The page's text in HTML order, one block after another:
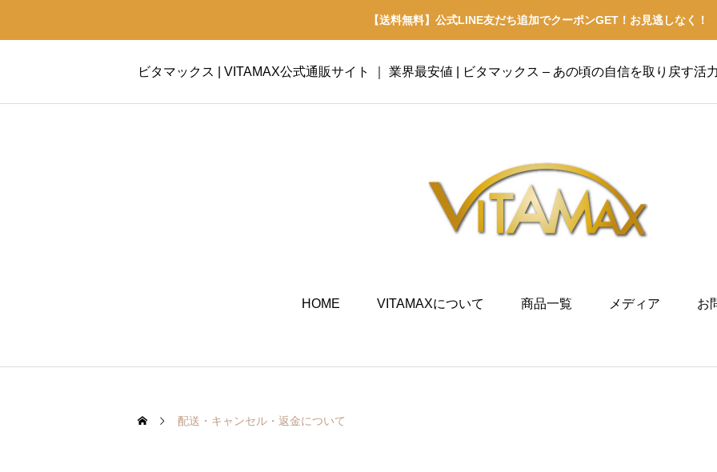
【送料無料】公式LINE友だち追加でクーポンGET！お見逃しなく！
ビタマックス | VITAMAX公式通販サイト ｜ 業界最安値 | ビタマックス – あの頃の自信を取り戻す活
HOME VITAMAXについて 商品一覧 メディア お
配送・キャンセル・返金について